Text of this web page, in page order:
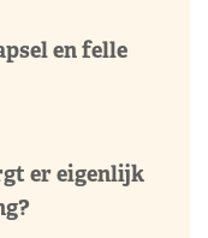
en felle
er eigenlijk